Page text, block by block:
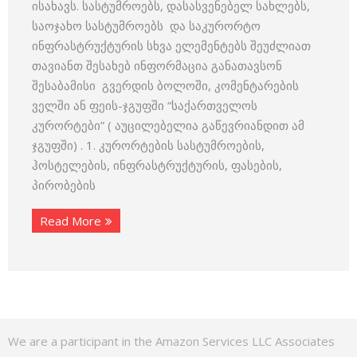
ისახავს. სასტუმროებს, დასასვენებელ სახლებს,
საოჯახო სასტუმროებს და საკურორტო
ინფრასტრუქტურის სხვა ელემენტებს შეუძლიათ
თავიანთ შესახებ ინფორმაცია განათავსონ
შესაბამისი გვერდის ბოლოში, კომენტარების
ველში ან ფეის-ჯგუფში “საქართველოს
კურორტები” ( აუცილებელია გაწევრიანდით ამ
ჯგუფში) . 1. კურორტების სასტუმროების,
ჰოსტელების, ინფრასტრუქტურის, ფასების,
პირობების
Read More
We are a participant in the Amazon Services LLC Associates